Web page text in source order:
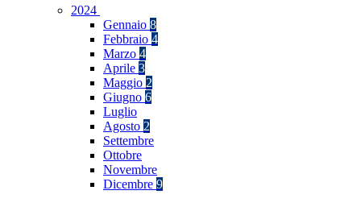
2024
Gennaio 8
Febbraio 4
Marzo 4
Aprile 3
Maggio 2
Giugno 6
Luglio
Agosto 2
Settembre
Ottobre
Novembre
Dicembre 9